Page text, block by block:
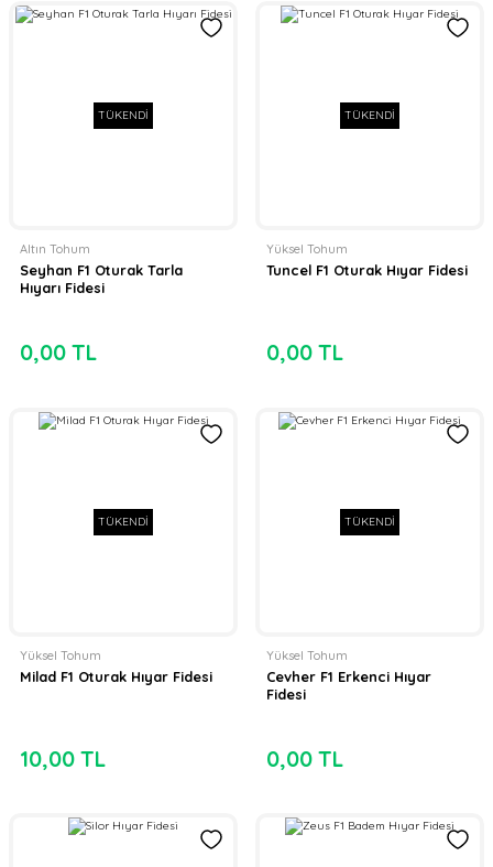
TÜKENDİ
Altın Tohum
Seyhan F1 Oturak Tarla
Hıyarı Fidesi
0,00 TL
TÜKENDİ
Yüksel Tohum
Tuncel F1 Oturak Hıyar Fidesi
0,00 TL
TÜKENDİ
Yüksel Tohum
Milad F1 Oturak Hıyar Fidesi
10,00 TL
TÜKENDİ
Yüksel Tohum
Cevher F1 Erkenci Hıyar
Fidesi
0,00 TL